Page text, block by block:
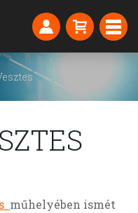
műhelyében ismét